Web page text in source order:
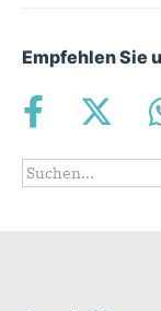
Empfehlen Sie
Suche